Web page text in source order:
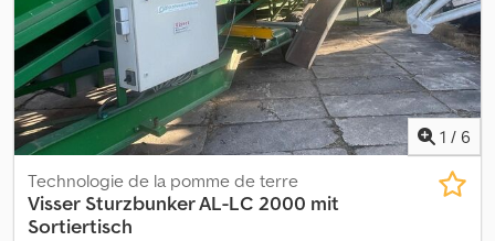
1 / 6
Technologie de la pomme de terre
Visser Sturzbunker AL-LC 2000 mit
Sortiertisch